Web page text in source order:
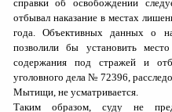
справки об освобождении
отбывал наказание в местах
года. Объективных данных о
позволили бы установить
содержания под стражей и
уголовного дела № 72396,
Мытищи, не усматривается.
Таким образом, суду не